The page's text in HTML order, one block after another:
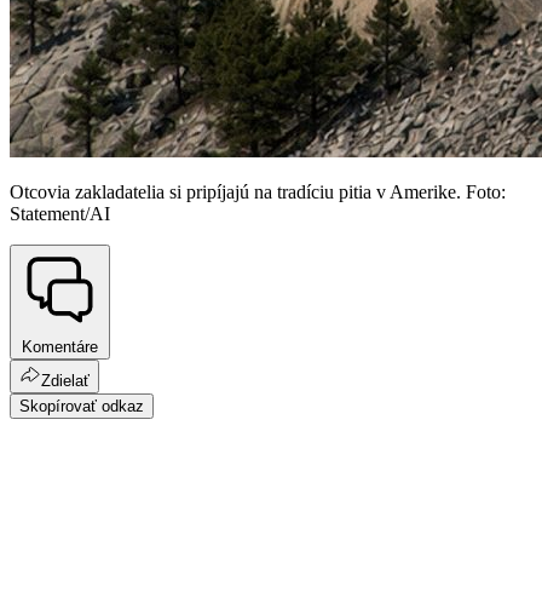
Otcovia zakladatelia si pripíjajú na tradíciu pitia v Amerike. Foto:
Statement/AI
Komentáre
Zdielať
Skopírovať odkaz